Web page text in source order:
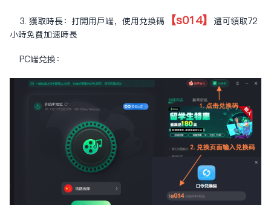
3. 獲取時長：打開用戶端，使用兌換碼 【s014】
還可領取72
小時免費加速時長
PC端兌換：